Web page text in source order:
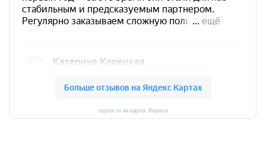
toprint.ru на картах Яндекса